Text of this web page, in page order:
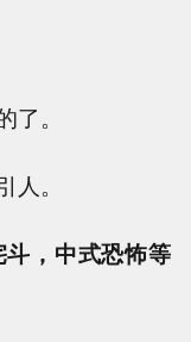
。
。
，中式恐怖等